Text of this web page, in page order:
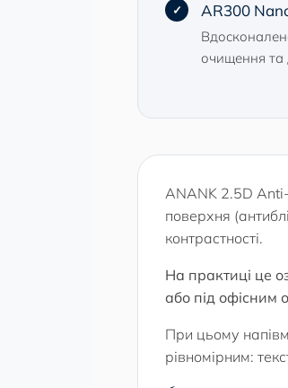
AR300
очищення та
ANANK 2.5D
поверхня
контрастності.
На практиці це
або під офісним
При цьому
рівномірним: